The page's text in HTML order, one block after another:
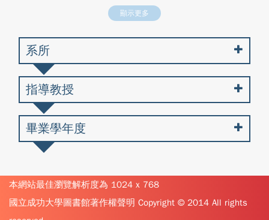
顯示更多
系所
指導教授
畢業學年度
本網站最佳瀏覽解析度為 1024 x 768
國立成功大學圖書館著作權聲明 Copyright © 2014 All rights